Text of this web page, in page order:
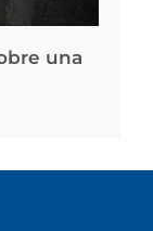
una